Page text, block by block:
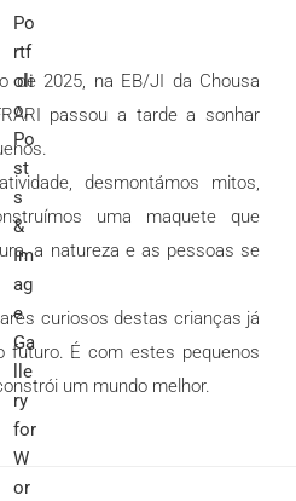
de 2025, na EB/JI da Chousa
passou a tarde a sonhar
desmontámos mitos,
uma maquete que
a natureza e as pessoas se
curiosos destas crianças já
futuro. É com estes pequenos
um mundo melhor.